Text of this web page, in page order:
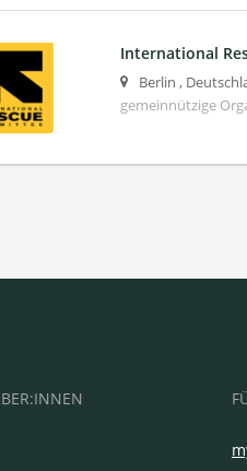
International
Berlin ,
gemeinnützige